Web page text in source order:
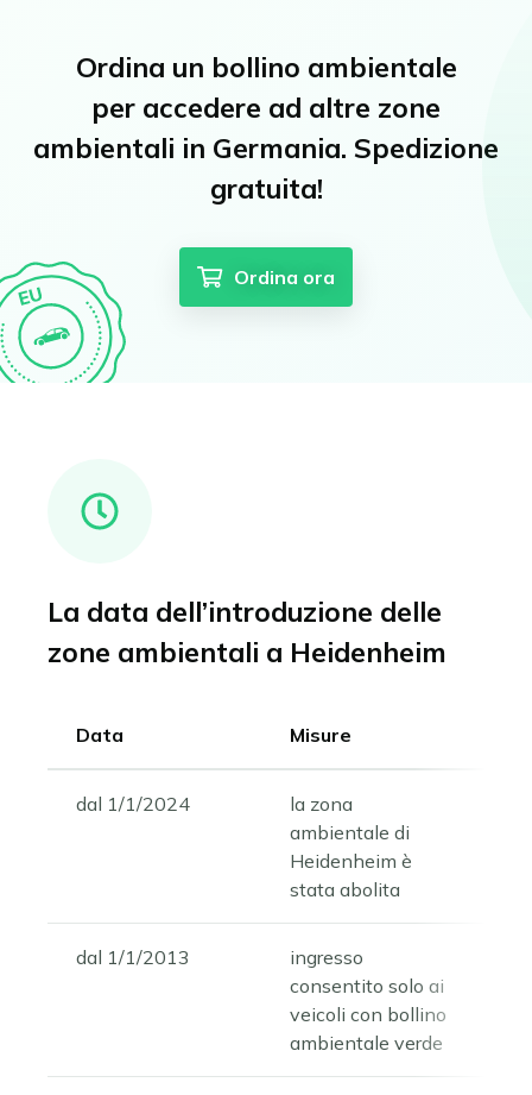
Ordina un bollino ambientale
per accedere ad altre zone
ambientali in Germania. Spedizione
gratuita!
Ordina ora
La data dell’introduzione delle
zone ambientali a Heidenheim
Data Misure
dal 1/1/2024
la zona
ambientale di
Heidenheim è
stata abolita
dal 1/1/2013
ingresso
consentito solo ai
veicoli con bollino
ambientale verde